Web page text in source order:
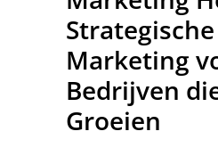
Strategische
Marketing
Bedrijven
Groeien